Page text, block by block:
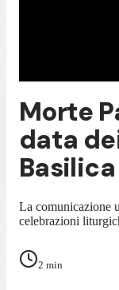
Morte
data
La comunicazione
celebrazioni
2 min